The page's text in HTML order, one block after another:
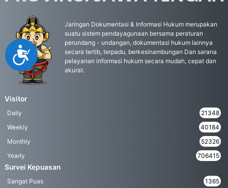
Accessibility
Jaringan Dokumentasi & Informasi Hukum merupakan
suatu sistem pendayagunaan bersama peraturan
perundang - undangan, dokumentasi hukum lainnya
secara tertib, terpadu, berkesinambungan Dan sarana
pelayanan informasi hukum secara mudah, cepat dan
akurat.
Visitor
Daily
21348
Weekly
40184
Monthly
52326
Yearly
706415
Survei Kepuasan
Sangat Puas 1365